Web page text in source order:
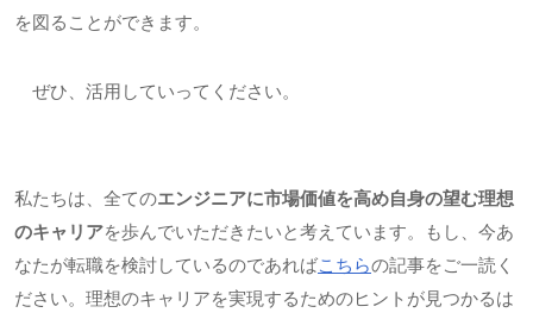
を図ることができます。
ぜひ、活用していってください。
私たちは、全てのエンジニアに市場価値を高め自身の望む理想
のキャリアを歩んでいただきたいと考えています。もし、今あ
なたが転職を検討しているのであればこちらの記事をご一読く
ださい。理想のキャリアを実現するためのヒントが見つかるは